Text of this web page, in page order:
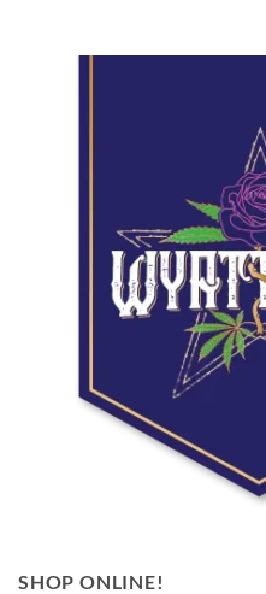
SHOP ONLINE!